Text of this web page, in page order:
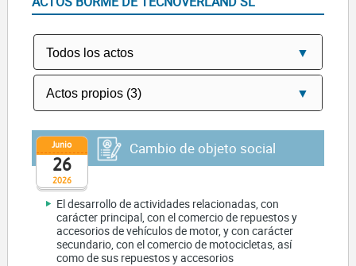
2026
Junio
26
Cambio de objeto social
El desarrollo de actividades relacionadas, con
carácter principal, con el comercio de repuestos y
accesorios de vehículos de motor, y con carácter
secundario, con el comercio de motocicletas, así
como de sus repuestos y accesorios